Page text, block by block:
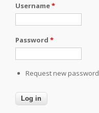
Username*
Password *
Request new password